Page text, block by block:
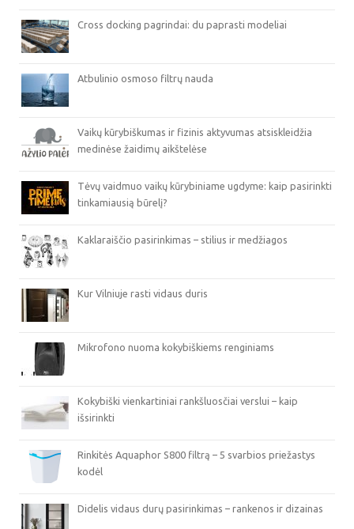
Cross docking pagrindai: du paprasti modeliai
Atbulinio osmoso filtrų nauda
Vaikų kūrybiškumas ir fizinis aktyvumas atsiskleidžia
medinėse žaidimų aikštelėse
Tėvų vaidmuo vaikų kūrybiniame ugdyme: kaip pasirinkti
tinkamiausią būrelį?
Kaklaraiščio pasirinkimas – stilius ir medžiagos
Kur Vilniuje rasti vidaus duris
Mikrofono nuoma kokybiškiems renginiams
Kokybiški vienkartiniai rankšluosčiai verslui – kaip
išsirinkti
Rinkitės Aquaphor S800 filtrą – 5 svarbios priežastys
kodėl
Didelis vidaus durų pasirinkimas – rankenos ir dizainas